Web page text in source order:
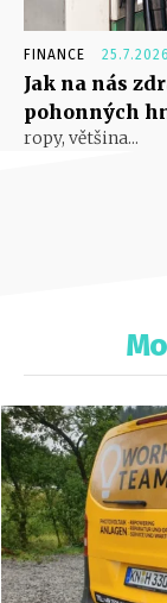
FINANCE 25.7.2026
Jak na nás
pohonných
ropy, většina...